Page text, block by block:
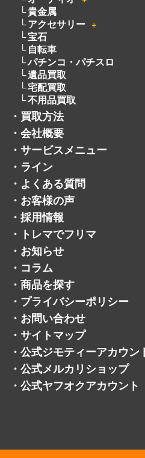
遺品買取
宅配買取
不用品買取
買取方法
会社概要
サービスメニュー
ライン
・ よくある質問
・ お客様の声
・ 採用情報
・ トレマでフリマ
・ お知らせ
・ コラム
・ 商品を探す
・ プライバシーポリシー
・ お問い合わせ
・ サイトマップ
・ 公式ジモティーアカウント
・ 公式メルカリショップ
・ 公式ヤフオクアカウント